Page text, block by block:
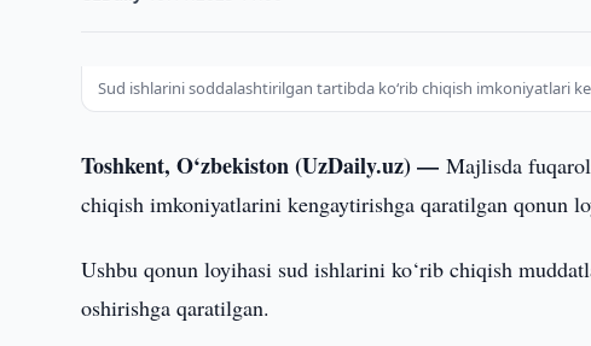
Sud ishlarini soddalashtirilgan tartibda ko‘rib chiqish imkoniyatlari
Toshkent, O‘zbekiston (UzDaily.uz) —Majlisda
chiqish imkoniyatlarini kengaytirishga qaratilgan qonun
Ushbu qonun loyihasi sud ishlarini ko‘rib chiqish
oshirishga qaratilgan.